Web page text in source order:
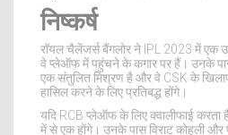
निष्कर्ष
रॉयल चैलेंजर्स बैंगलोर ने IPL 2023 में एक
वे प्लेऑफ में पहुंचने के कगार पर हैं। उनके पास
एक संतुलित मिश्रण है और वे CSK के
हासिल करने के लिए प्रतिबद्ध होंगे।
यदि RCB प्लेऑफ के लिए क्वालीफाई करता
में से एक होंगे। उनके पास विराट कोहली